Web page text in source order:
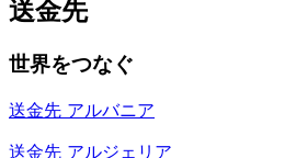
送金先
世界をつなぐ
送金先 アルバニア
送金先 アルジェリア